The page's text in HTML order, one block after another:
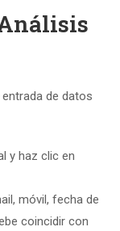
de datos
y haz clic en
móvil, fecha de
coincidir con